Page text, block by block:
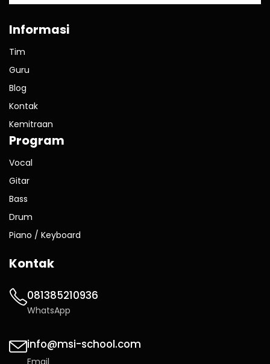
Informasi
Tim
Guru
Blog
Kontak
Kemitraan
Program
Vocal
Gitar
Bass
Drum
Piano / Keyboard
Kontak
081385210936
WhatsApp
info@msi-school.com